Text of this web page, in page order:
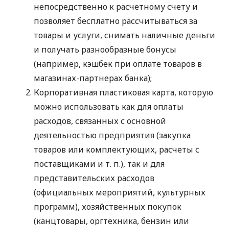
непосредственно к расчетному счету и
позволяет бесплатно рассчитываться за
товары и услуги, снимать наличные деньги
и получать разнообразные бонусы
(например, кэшбек при оплате товаров в
магазинах-партнерах банка);
Корпоративная пластиковая карта, которую
можно использовать как для оплаты
расходов, связанных с основной
деятельностью предприятия (закупка
товаров или комплектующих, расчеты с
поставщиками и т. п.), так и для
представительских расходов
(официальных мероприятий, культурных
программ), хозяйственных покупок
(канцтовары, оргтехника, бензин или